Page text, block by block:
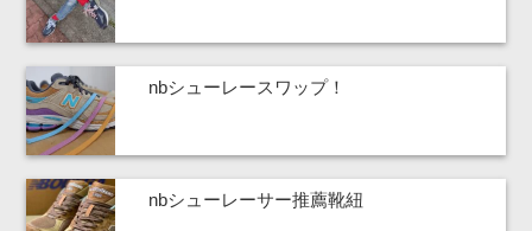
nbシューレースワップ！
nbシューレーサー推薦靴紐